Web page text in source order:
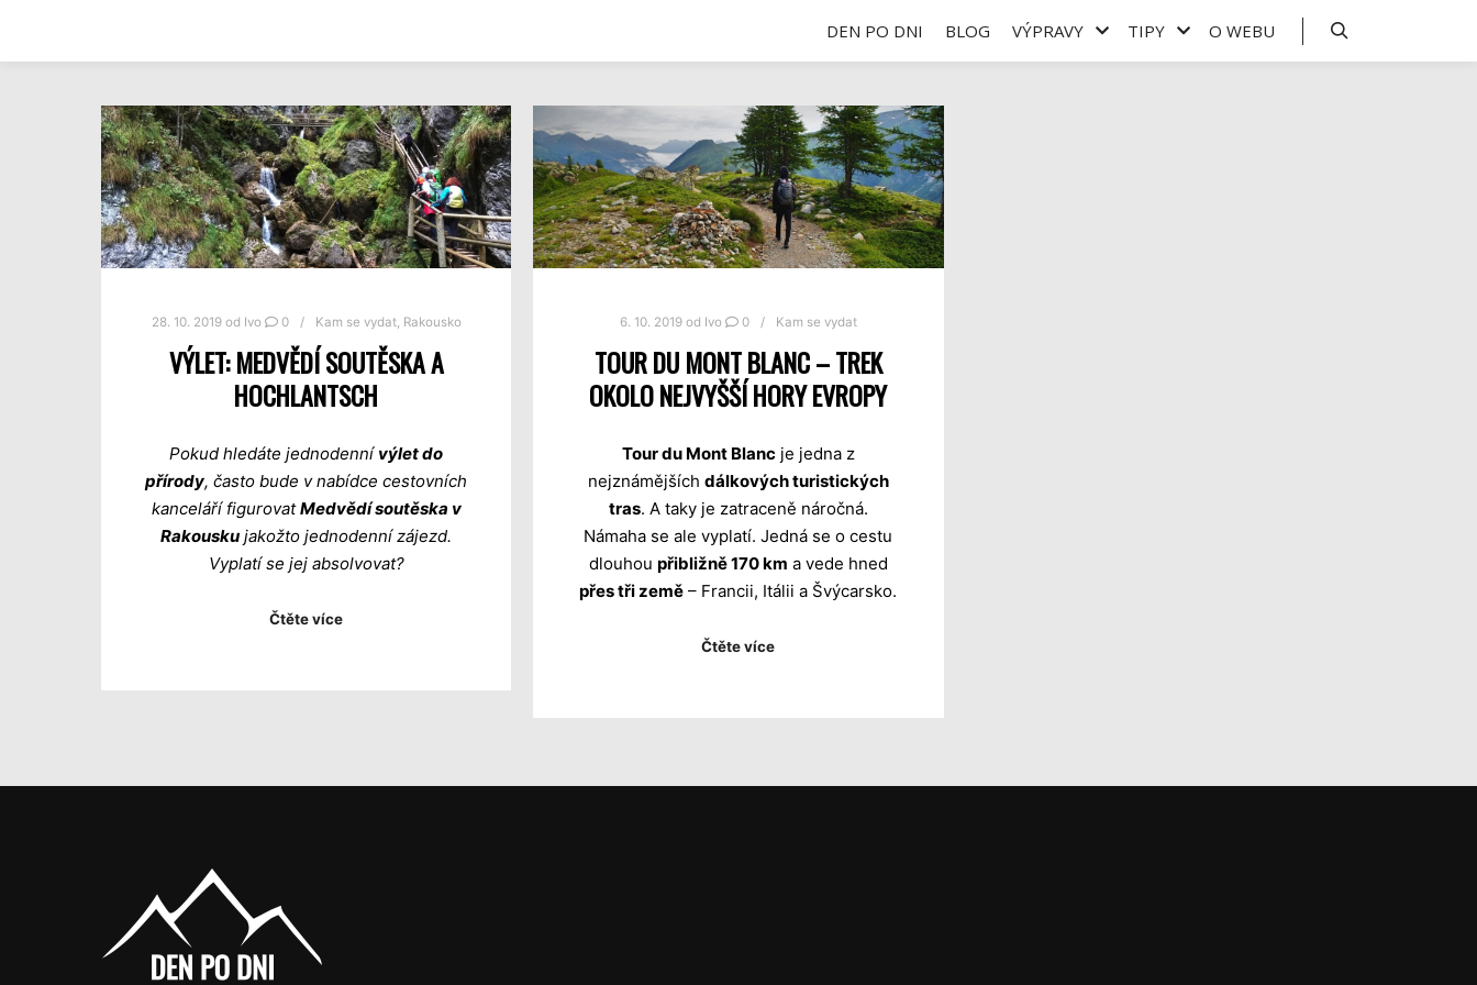
DEN PO DNI BLOG VÝPRAVY TIPY O WEBU
28. 10. 2019od Ivo 0 Kam se vydat, Rakousko
VÝLET: MEDVĚDÍ SOUTĚSKA A
HOCHLANTSCH
Pokud hledáte jednodenní výlet do
přírody, často bude v nabídce cestovních
kanceláří figurovatMedvědí soutěska v
Rakousku jakožto jednodenní zájezd.
Vyplatí se jej absolvovat?
Čtěte více
6. 10. 2019od Ivo 0 Kam se vydat
TOUR DU MONT BLANC – TREK
OKOLO NEJVYŠŠÍ HORY EVROPY
Tour du Mont Blancje jedna z
nejznámějších dálkových turistických
tras. A taky je zatraceně náročná.
Námaha se ale vyplatí. Jedná se o cestu
dlouhou přibližně 170 km a vede hned
přes tři země – Francii, Itálii a Švýcarsko.
Čtěte více